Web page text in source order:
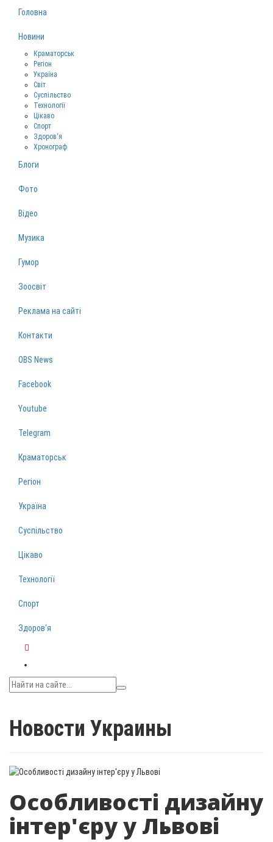
Головна
Новини
Краматорськ
Регіон
Україна
Світ
Суспільство
Технології
Цікаво
Спорт
Здоров‘я
Хронограф
Блоги
Фото
Відео
Музика
Гумор
Зоосвіт
Реклама на сайті
Контакти
OBS News
Facebook
Youtube
Telegram
Краматорськ
Регіон
Україна
Суспільство
Цікаво
Технології
Спорт
Здоров‘я
Новости Украины
Особливості дизайну
інтер'єру у Львові